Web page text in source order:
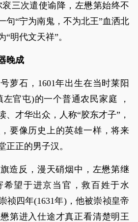
三次遣使谕降，左懋第始终不
句“宁为南鬼，不为北王”血洒北
明代文天祥”。
晚成
萝石，1601年出生在当时莱阳
官屯)的一个普通农民家庭 ，
、才华出众，人称“胶东才子”，
要像历史上的英雄一样，将来
正正的男子汉。
造反，漫天硝烟中，左懋第继
希望于进京当官，救百姓于水
祯四年(1631年)，他被崇祯皇帝
第进入仕途才真正看清楚明王